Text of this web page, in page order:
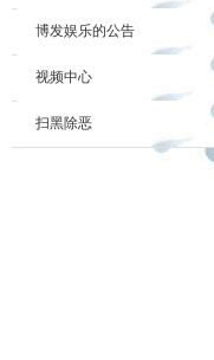
博发娱乐的公告
视频中心
扫黑除恶